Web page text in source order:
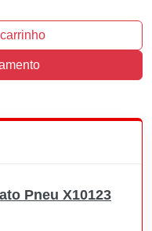
Pneu X10123